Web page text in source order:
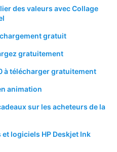
des valeurs avec Collage
gratuit
gratuitement
à télécharger gratuitement
animation
sur les acheteurs de la
logiciels HP Deskjet Ink